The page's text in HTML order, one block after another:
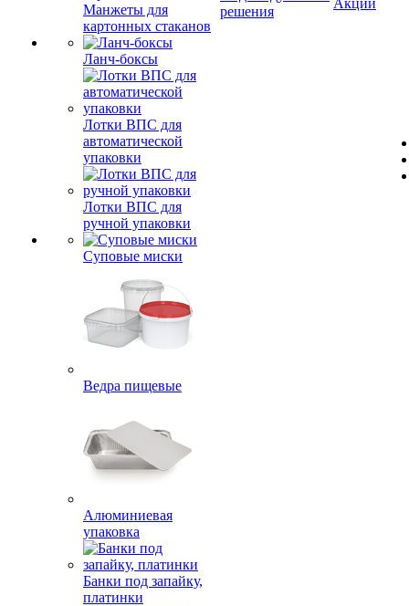
Манжеты для
картонных стаканов
Ланч-боксы
Лотки ВПС для
автоматической
упаковки
Лотки ВПС для
ручной упаковки
Суповые миски
Ведра пищевые
Алюминиевая
упаковка
Банки под запайку,
платинки
решения
Акции